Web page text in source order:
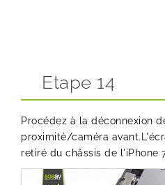
Etape 14
Procédez à la déconnexion
proximité/caméra
retiré du châssis de l'iPhone